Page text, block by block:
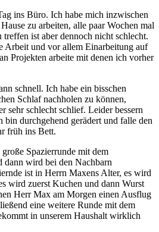
ins Büro. Ich habe mich inzwischen
zu arbeiten, alle paar Wochen mal
ist aber dennoch nicht schlecht.
Arbeit und vor allem Einarbeitung auf
Projekten arbeite mit denen ich vorher
schnell. Ich habe ein bisschen
Schlaf nachholen zu können,
sehr schlecht schlief. Leider bessern
bin durchgehend gerädert und falle den
früh ins Bett.
Spazierrunde mit dem
dann wird bei den Nachbarn
ist in Herrn Maxens Alter, es wird
wird zuerst Kuchen und dann Wurst
Herr Max am Morgen einen Ausflug
eine weitere Runde mit dem
in unserem Haushalt wirklich